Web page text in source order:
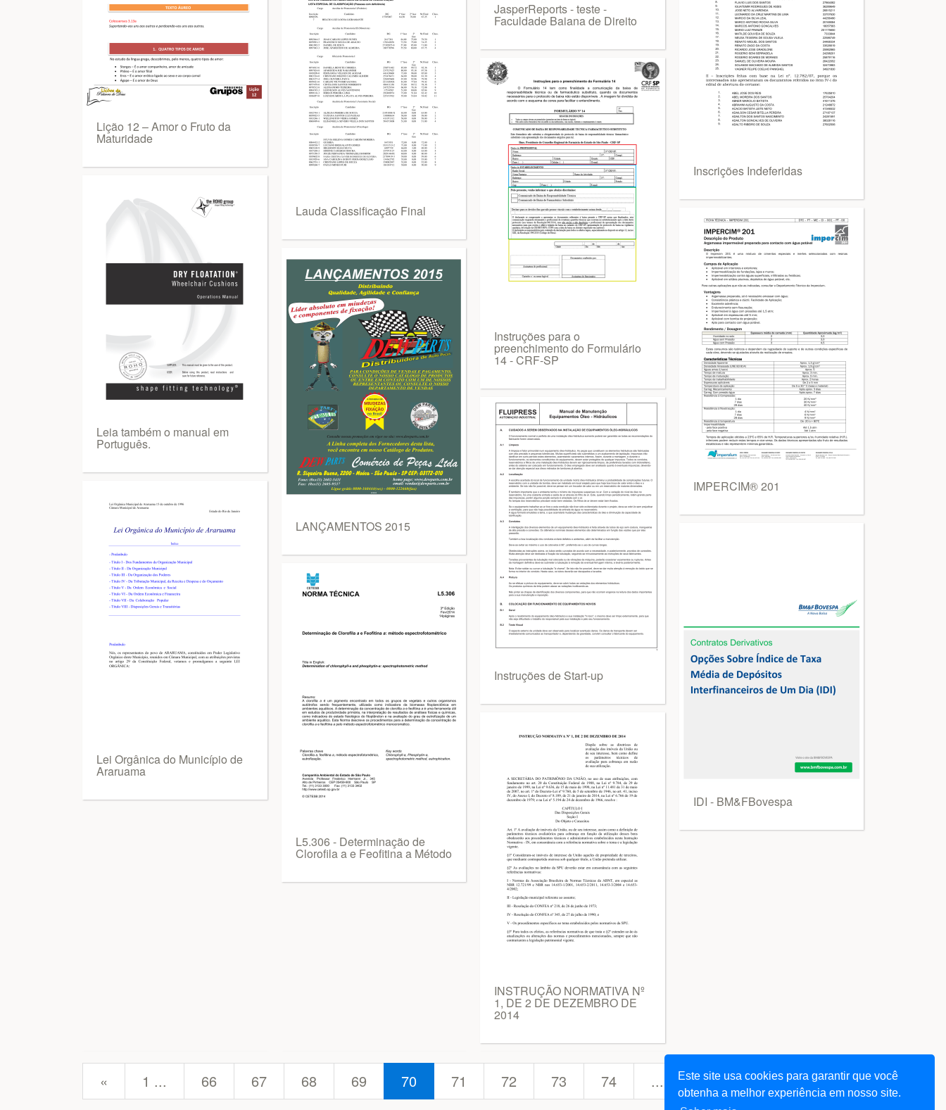
Este site usa cookies para garantir que você
obtenha a melhor experiência em nosso site.
Lição 12 – Amor o Fruto da
Maturidade
Leia também o manual em
Português.
Lei Orgânica do Município de
Araruama
Lauda Classificação Final
LANÇAMENTOS 2015
L5.306 - Determinação de
Clorofila a e Feofitina a Método
JasperReports - teste -
Faculdade Baiana de Direito
Instruções para o
preenchimento do Formulário
14 - CRF-SP
Instruções de Start-up
INSTRUÇÃO NORMATIVA Nº
1, DE 2 DE DEZEMBRO DE
2014
Inscrições Indeferidas
IMPERCIM® 201
IDI - BM&FBovespa
« 1 ... 66 67 68 69 70 71 72 73 74 ... 61963 »next